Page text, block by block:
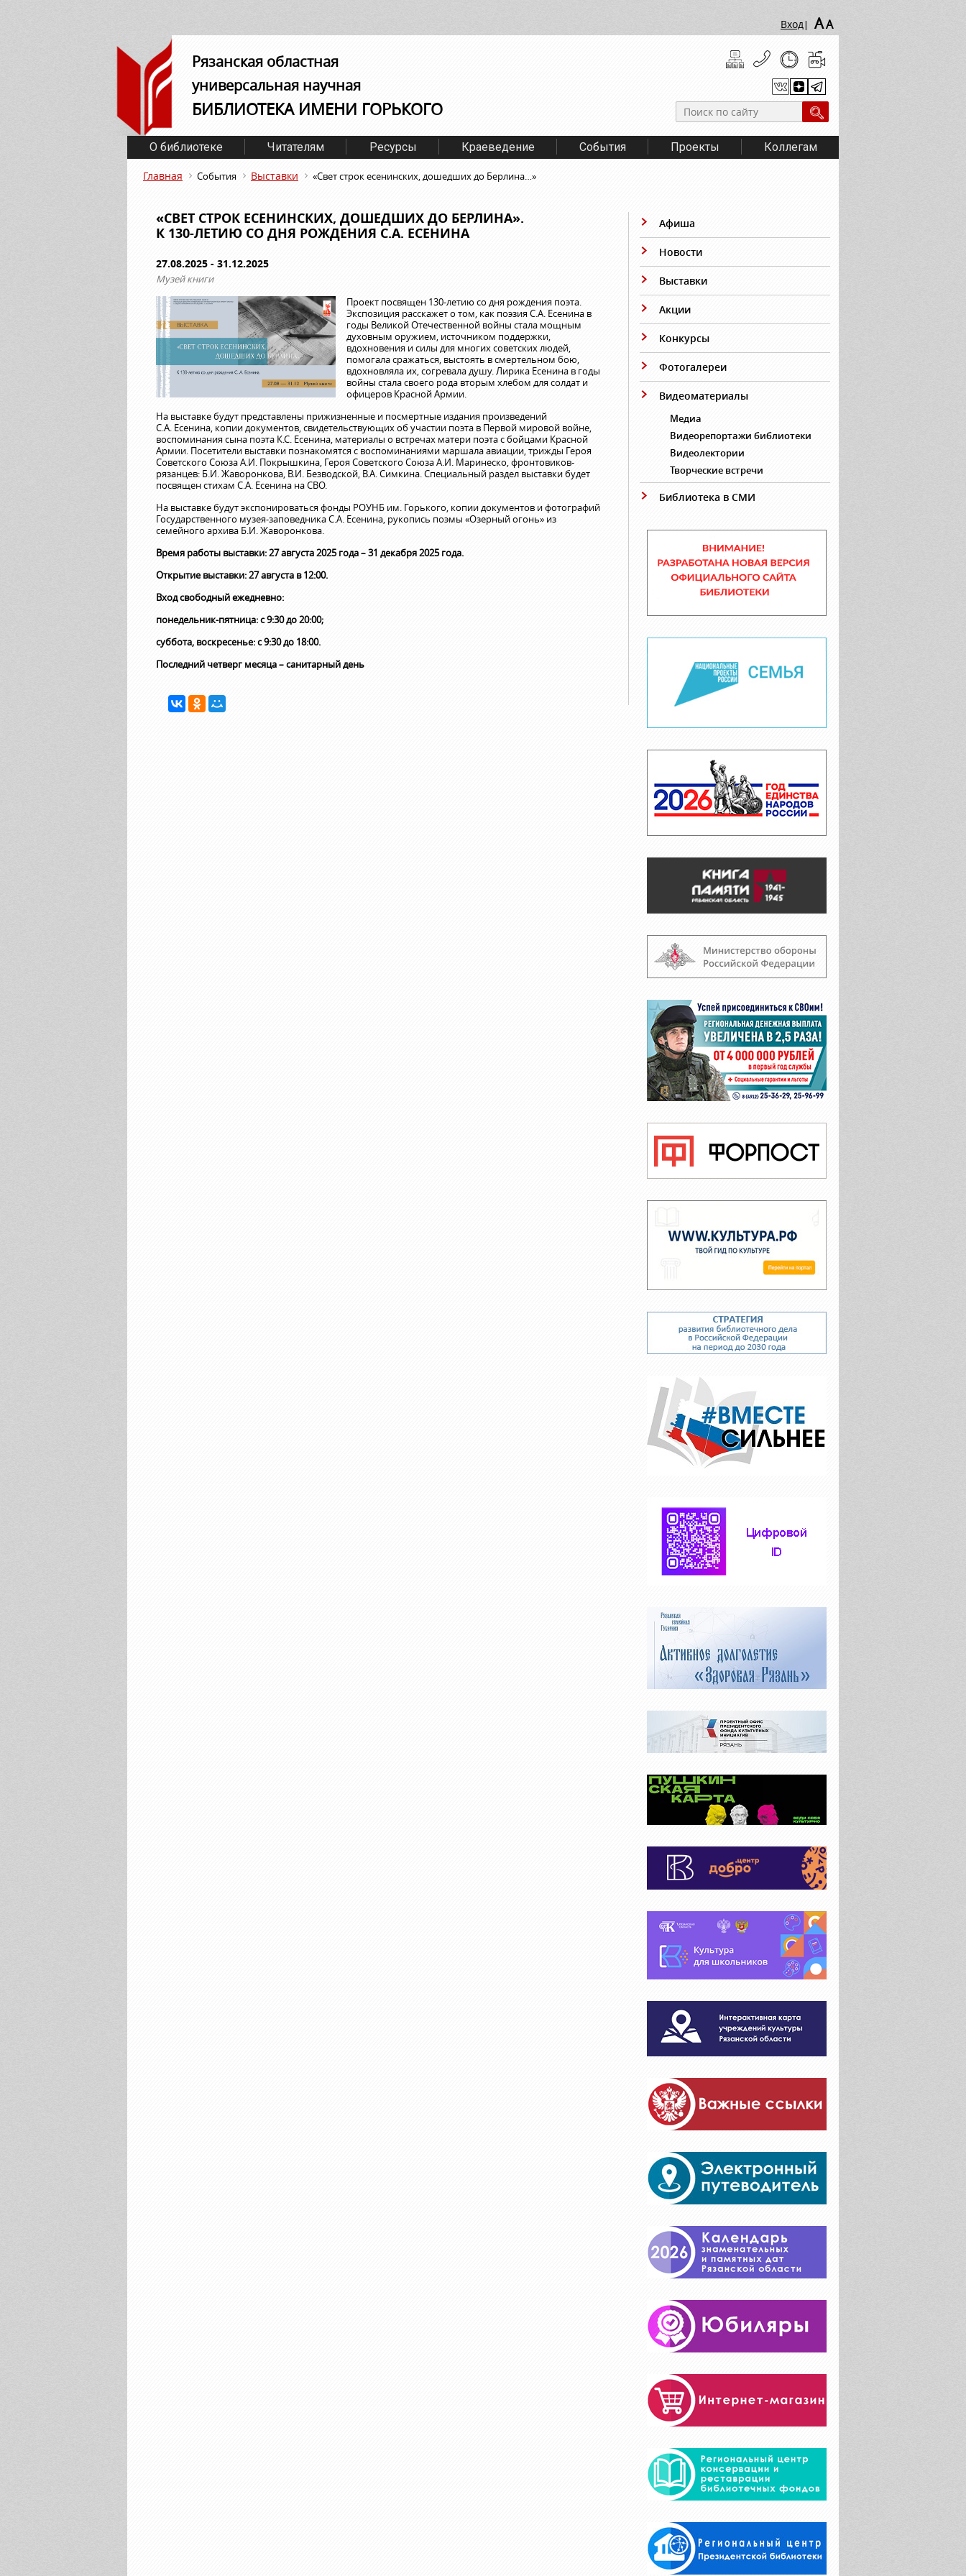
Вход| AA
Рязанская областная
универсальная научная
БИБЛИОТЕКА ИМЕНИ ГОРЬКОГО
О библиотеке Читателям Ресурсы Краеведение События Проекты Коллегам
Главная События Выставки «Свет строк есенинских, дошедших до Берлина…»
«СВЕТ СТРОК ЕСЕНИНСКИХ, ДОШЕДШИХ ДО БЕРЛИНА».
К 130-ЛЕТИЮ СО ДНЯ РОЖДЕНИЯ С.А. ЕСЕНИНА
27.08.2025 - 31.12.2025
Музей книги
Проект посвящен 130-летию со дня рождения поэта.
Экспозиция расскажет о том, как поэзия С.А. Есенина в
годы Великой Отечественной войны стала мощным
духовным оружием, источником поддержки,
вдохновения и силы для многих советских людей,
помогала сражаться, выстоять в смертельном бою,
вдохновляла их, согревала душу. Лирика Есенина в годы
войны стала своего рода вторым хлебом для солдат и
офицеров Красной Армии.
На выставке будут представлены прижизненные и посмертные издания произведений
С.А. Есенина, копии документов, свидетельствующих об участии поэта в Первой мировой войне,
воспоминания сына поэта К.С. Есенина, материалы о встречах матери поэта с бойцами Красной
Армии. Посетители выставки познакомятся с воспоминаниями маршала авиации, трижды Героя
Советского Союза А.И. Покрышкина, Героя Советского Союза А.И. Маринеско, фронтовиков-
рязанцев: Б.И. Жаворонкова, В.И. Безводской, В.А. Симкина. Специальный раздел выставки будет
посвящен стихам С.А. Есенина на СВО.
На выставке будут экспонироваться фонды РОУНБ им. Горького, копии документов и фотографий
Государственного музея-заповедника С.А. Есенина, рукопись поэмы «Озерный огонь» из
семейного архива Б.И. Жаворонкова.
Время работы выставки: 27 августа 2025 года – 31 декабря 2025 года.
Открытие выставки: 27 августа в 12:00.
Вход свободный ежедневно:
понедельник-пятница: с 9:30 до 20:00;
суббота, воскресенье: с 9:30 до 18:00.
Последний четверг месяца – санитарный день
Афиша
Новости
Выставки
Акции
Конкурсы
Фотогалереи
Видеоматериалы
Медиа
Видеорепортажи библиотеки
Видеолектории
Творческие встречи
Библиотека в СМИ